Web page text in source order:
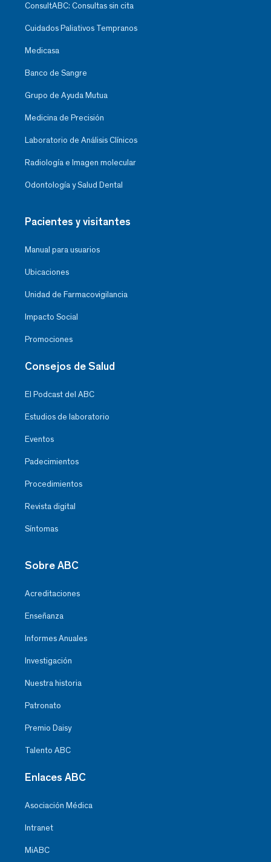
ConsultABC: Consultas sin cita
Cuidados Paliativos Tempranos
Medicasa
Banco de Sangre
Grupo de Ayuda Mutua
Medicina de Precisión
Laboratorio de Análisis Clínicos
Radiología e Imagen molecular
Odontología y Salud Dental
Pacientes y visitantes
Manual para usuarios
Ubicaciones
Unidad de Farmacovigilancia
Impacto Social
Promociones
Consejos de Salud
El Podcast del ABC
Estudios de laboratorio
Eventos
Padecimientos
Procedimientos
Revista digital
Síntomas
Sobre ABC
Acreditaciones
Enseñanza
Informes Anuales
Investigación
Nuestra historia
Patronato
Premio Daisy
Talento ABC
Enlaces ABC
Asociación Médica
Intranet
MiABC